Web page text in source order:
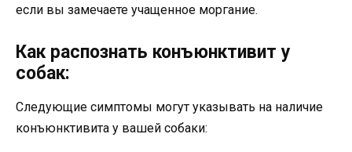
если вы замечаете учащенное моргание.
Как распознать конъюнктивит у
собак:
Следующие симптомы могут указывать на наличие
конъюнктивита у вашей собаки: